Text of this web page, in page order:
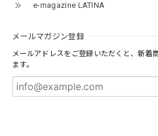
e-magazine LATINA
メールマガジン登録
メールアドレスをご登録いただくと、新着
ます。